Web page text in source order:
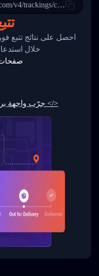
"Departed Facility
03-06 15:28:00",
"Shipment
"BEIJING-
v4/trackings/create
احصل على نتائج تتبع
خلال
صفحات
جرّب واجهة برمجة التطبيقات في الوقت الفعلي </>